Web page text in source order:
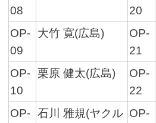
08
20
OP-
09
大竹 寛(広島)
OP-
21
OP-
10
栗原 健太(広島)
OP-
22
OP- 石川 雅規(ヤクル OP-